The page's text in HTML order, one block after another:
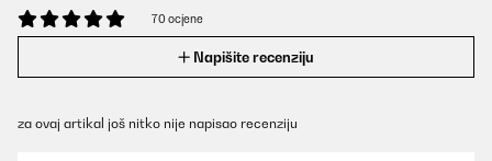
70 ocjene
Napišite recenziju
za ovaj artikal još nitko nije napisao recenziju